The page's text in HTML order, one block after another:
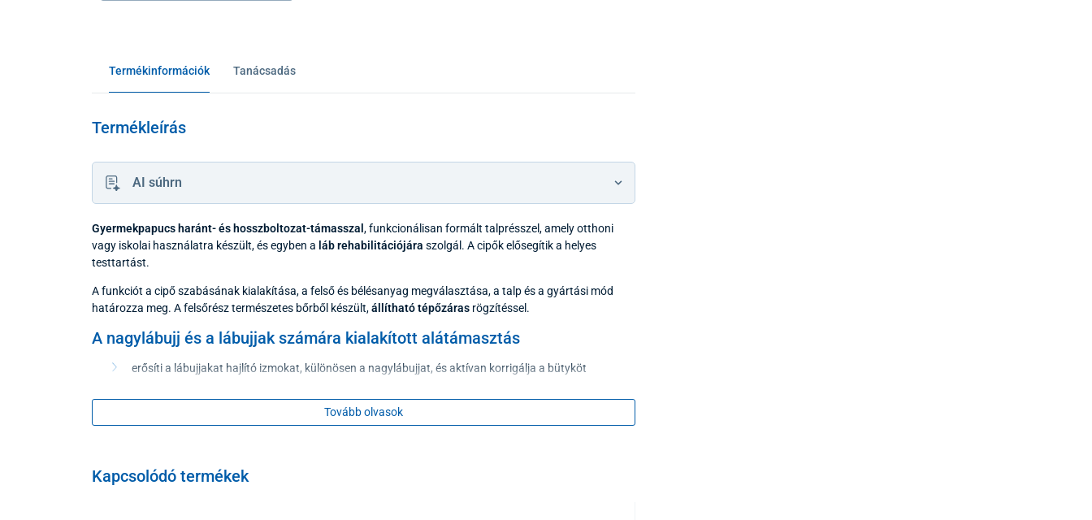
Termékinformációk Tanácsadás
Termékleírás
AI súhrn
Gyermekpapucs haránt- és hosszboltozat-támasszal , funkcionálisan formált talprésszel, amely otthoni
vagy iskolai használatra készült, és egyben a láb rehabilitációjára szolgál. A cipők elősegítik a helyes
testtartást.
A funkciót a cipő szabásának kialakítása, a felső és bélésanyag megválasztása, a talp és a gyártási mód
határozza meg. A felsőrész természetes bőrből készült,állítható tépőzárasrögzítéssel.
A nagylábujj és a lábujjak számára kialakított alátámasztás
erősíti a lábujjakat hajlító izmokat, különösen a nagylábujjat, és aktívan korrigálja a bütyköt
Tovább olvasok
Kapcsolódó termékek